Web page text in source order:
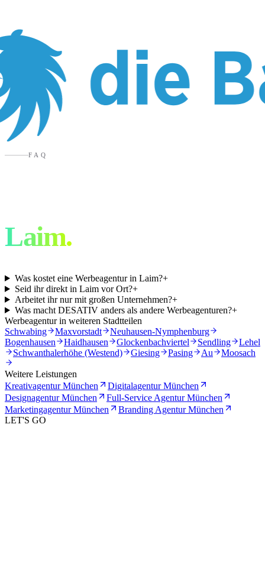
FAQ
Laim.
Was kostet eine Werbeagentur in Laim?+
Seid ihr direkt in Laim vor Ort?+
Arbeitet ihr nur mit großen Unternehmen?+
Was macht DESATIV anders als andere Werbeagenturen?+
Werbeagentur in weiteren Stadtteilen
Schwabing
Maxvorstadt
Neuhausen-Nymphenburg
Bogenhausen
Haidhausen Glockenbachviertel Sendling
Lehel
Schwanthalerhöhe (Westend)
Giesing Pasing Au Moosach
Weitere Leistungen
Kreativagentur München
Digitalagentur München
Designagentur München
Full-Service Agentur München
Marketingagentur München
Branding Agentur München
LET'S GO